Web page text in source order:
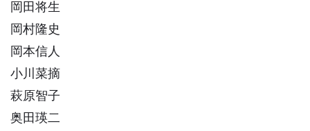
岡田将生
岡村隆史
岡本信人
小川菜摘
萩原智子
奥田瑛二